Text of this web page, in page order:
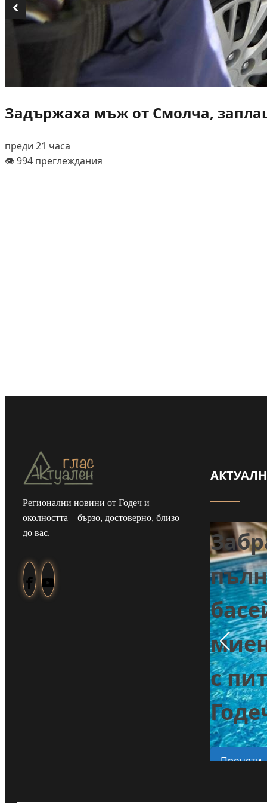
Задържаха мъж от Смолча,
преди 21 часа
👁️ 994 преглеждания
Регионални новини от Годеч и
околността – бързо, достоверно, близо
до вас.
Задържаха мъж
от Смолча,
с
Прочети